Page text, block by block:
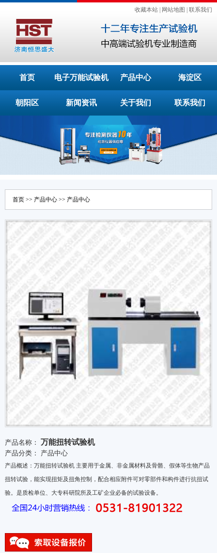
收藏本站 网站地图 联系我们
首页 电子万能试验机 产品中心 海淀区
朝阳区 新闻资讯 关于我们 联系我们
首页 >> 产品中心 >> 产品中心
产品名称： 万能扭转试验机
产品分类： 产品中心
产品概述：万能扭转试验机 主要用于金属、非金属材料及骨骼、假体等生物产品
扭转试验，能实现扭矩及扭角控制，配合相应附件可对零部件和构件进行抗扭试
验。是质检单位、大专科研院所及工矿企业必备的试验设备。